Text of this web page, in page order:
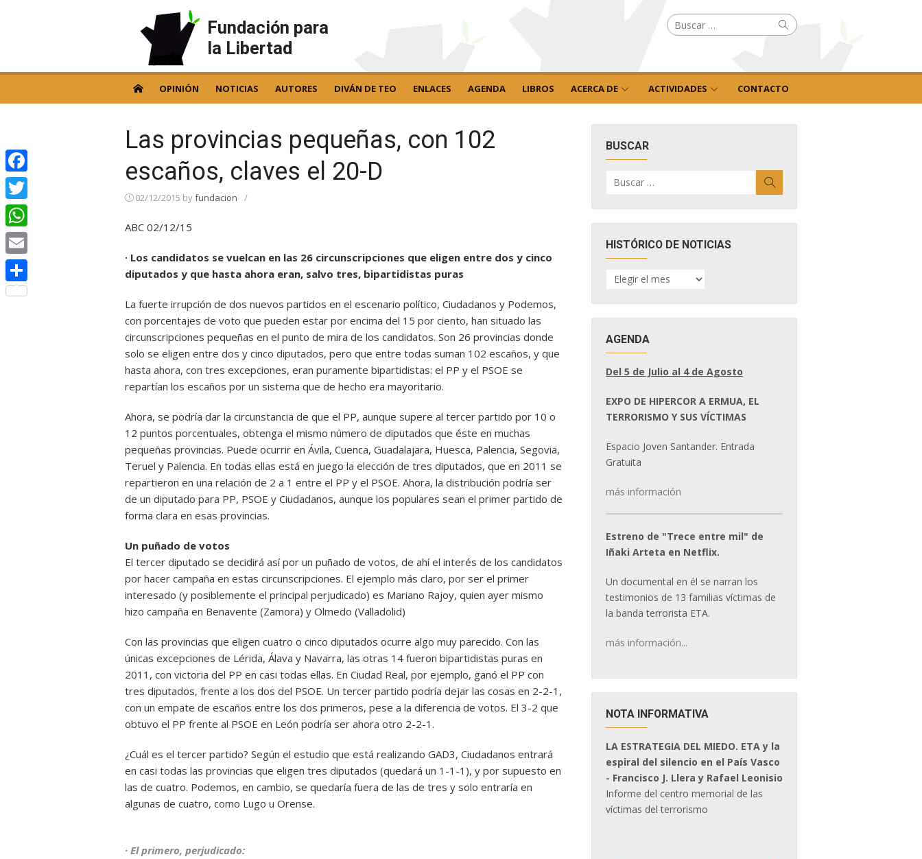
Fundación para
la Libertad
Buscar
por: Buscar
OPINIÓN NOTICIAS AUTORES DIVÁN DE TEO ENLACES AGENDA LIBROS ACERCA DE ACTIVIDADES CONTACTO
Las provincias pequeñas, con 102
escaños, claves el 20-D
02/12/2015 byfundacion /
ABC 02/12/15
· Los candidatos se vuelcan en las 26 circunscripciones que eligen entre dos y cinco
diputados y que hasta ahora eran, salvo tres, bipartidistas puras
La fuerte irrupción de dos nuevos partidos en el escenario político, Ciudadanos y Podemos,
con porcentajes de voto que pueden estar por encima del 15 por ciento, han situado las
circunscripciones pequeñas en el punto de mira de los candidatos. Son 26 provincias donde
solo se eligen entre dos y cinco diputados, pero que entre todas suman 102 escaños, y que
hasta ahora, con tres excepciones, eran puramente bipartidistas: el PP y el PSOE se
repartían los escaños por un sistema que de hecho era mayoritario.
Ahora, se podría dar la circunstancia de que el PP, aunque supere al tercer partido por 10 o
12 puntos porcentuales, obtenga el mismo número de diputados que éste en muchas
pequeñas provincias. Puede ocurrir en Ávila, Cuenca, Guadalajara, Huesca, Palencia, Segovia,
Teruel y Palencia. En todas ellas está en juego la elección de tres diputados, que en 2011 se
repartieron en una relación de 2 a 1 entre el PP y el PSOE. Ahora, la distribución podría ser
de un diputado para PP, PSOE y Ciudadanos, aunque los populares sean el primer partido de
forma clara en esas provincias.
Un puñado de votos
El tercer diputado se decidirá así por un puñado de votos, de ahí el interés de los candidatos
por hacer campaña en estas circunscripciones. El ejemplo más claro, por ser el primer
interesado (y posiblemente el principal perjudicado) es Mariano Rajoy, quien ayer mismo
hizo campaña en Benavente (Zamora) y Olmedo (Valladolid)
Con las provincias que eligen cuatro o cinco diputados ocurre algo muy parecido. Con las
únicas excepciones de Lérida, Álava y Navarra, las otras 14 fueron bipartidistas puras en
2011, con victoria del PP en casi todas ellas. En Ciudad Real, por ejemplo, ganó el PP con
tres diputados, frente a los dos del PSOE. Un tercer partido podría dejar las cosas en 2-2-1,
con un empate de escaños entre los dos primeros, pese a la diferencia de votos. El 3-2 que
obtuvo el PP frente al PSOE en León podría ser ahora otro 2-2-1.
¿Cuál es el tercer partido? Según el estudio que está realizando GAD3, Ciudadanos entrará
en casi todas las provincias que eligen tres diputados (quedará un 1-1-1), y por supuesto en
las de cuatro. Podemos, en cambio, se quedaría fuera de las de tres y solo entraría en
algunas de cuatro, como Lugo u Orense.
· El primero, perjudicado:
BUSCAR
por:
HISTÓRICO DE NOTICIAS
HISTÓRICO
DE
AGENDA
Del 5 de Julio al 4 de Agosto
EXPO DE HIPERCOR A ERMUA, EL
TERRORISMO Y SUS VÍCTIMAS
Espacio Joven Santander. Entrada
Gratuita
más información
Estreno de "Trece entre mil" de
Iñaki Arteta en Netflix.
Un documental en él se narran los
testimonios de 13 familias víctimas de
la banda terrorista ETA.
más información...
NOTA INFORMATIVA
LA ESTRATEGIA DEL MIEDO. ETA y la
espiral del silencio en el País Vasco
- Francisco J. Llera y Rafael Leonisio
Informe del centro memorial de las
víctimas del terrorismo
Facebook
Twitter
WhatsApp
Email
Compartir